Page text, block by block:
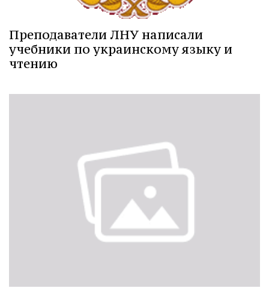
Преподаватели ЛНУ написали
учебники по украинскому языку и
чтению